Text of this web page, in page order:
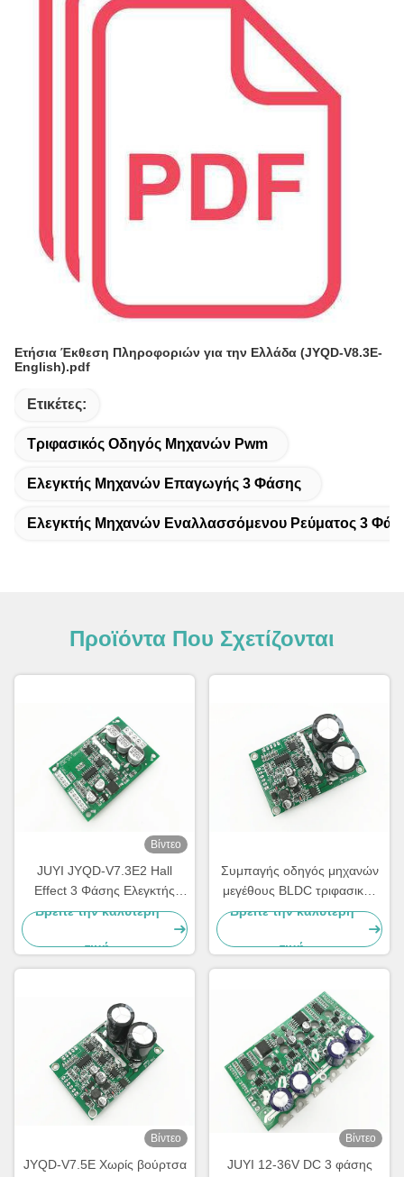
Ετήσια Έκθεση Πληροφοριών για την Ελλάδα (JYQD-V8.3E-
English).pdf
Ετικέτες:
Τριφασικός Οδηγός Μηχανών Pwm
Ελεγκτής Μηχανών Επαγωγής 3 Φάσης
Ελεγκτής Μηχανών Εναλλασσόμενου Ρεύματος 3
Προϊόντα Που Σχετίζονται
Βίντεο
JUYI JYQD-V7.3E2 Hall
Effect 3 Φάσης Ελεγκτής
κινητήρα επαγωγής, 15A
Brushless DC Motor Driver
Board
Βρείτε την καλύτερη
τιμή
Συμπαγής οδηγός μηχανών
μεγέθους BLDC τριφασικός
PWM, έλεγχος 3 ταχύτητας
Βρείτε την καλύτερη
τιμή
Βίντεο
JYQD-V7.5E Χωρίς βούρτσα
Βίντεο
JUYI 12-36V DC 3 φάσης